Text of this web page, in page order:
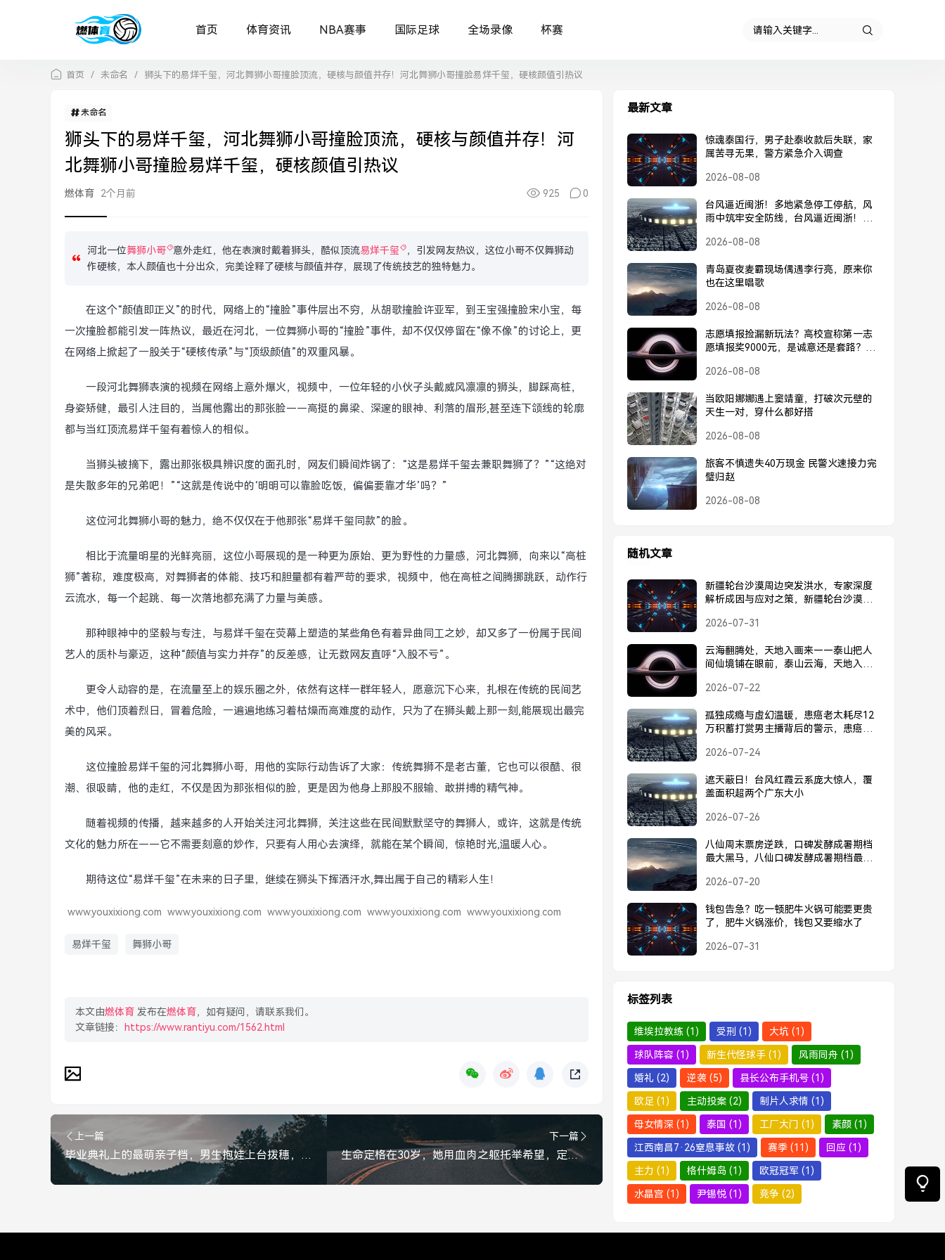
首页 体育资讯 NBA赛事 国际足球 全场录像 杯赛
首页 / 未命名 / 狮头下的易烊千玺，河北舞狮小哥撞脸顶流，硬核与颜值并存！河北舞狮小哥撞脸易烊千玺，硬核颜值引热议
未命名
狮头下的易烊千玺，河北舞狮小哥撞脸顶流，硬核与颜值并存！河
北舞狮小哥撞脸易烊千玺，硬核颜值引热议
燃体育 2个月前 925 0
河北一位舞狮小哥 意外走红，他在表演时戴着狮头，酷似顶流易烊千玺
，引发网友热议，这位小哥不仅舞狮动
作硬核，本人颜值也十分出众，完美诠释了硬核与颜值并存，展现了传统技艺的独特魅力。
在这个“颜值即正义”的时代，网络上的“撞脸”事件层出不穷，从胡歌撞脸许亚军，到王宝强撞脸宋小宝，每
一次撞脸都能引发一阵热议，最近在河北，一位舞狮小哥的“撞脸”事件，却不仅仅停留在“像不像”的讨论上，更
在网络上掀起了一股关于“硬核传承”与“顶级颜值”的双重风暴。
一段河北舞狮表演的视频在网络上意外爆火，视频中，一位年轻的小伙子头戴威风凛凛的狮头，脚踩高桩，
身姿矫健，最引人注目的，当属他露出的那张脸——高挺的鼻梁、深邃的眼神、利落的眉形,甚至连下颌线的轮廓
都与当红顶流易烊千玺有着惊人的相似。
当狮头被摘下，露出那张极具辨识度的面孔时，网友们瞬间炸锅了：“这是易烊千玺去兼职舞狮了？”“这绝对
是失散多年的兄弟吧！”“这就是传说中的‘明明可以靠脸吃饭，偏偏要靠才华’吗？”
这位河北舞狮小哥的魅力，绝不仅仅在于他那张“易烊千玺同款”的脸。
相比于流量明星的光鲜亮丽，这位小哥展现的是一种更为原始、更为野性的力量感，河北舞狮，向来以“高桩
狮”著称，难度极高，对舞狮者的体能、技巧和胆量都有着严苛的要求，视频中，他在高桩之间腾挪跳跃，动作行
云流水，每一个起跳、每一次落地都充满了力量与美感。
那种眼神中的坚毅与专注，与易烊千玺在荧幕上塑造的某些角色有着异曲同工之妙，却又多了一份属于民间
艺人的质朴与豪迈，这种“颜值与实力并存”的反差感，让无数网友直呼“入股不亏”。
更令人动容的是，在流量至上的娱乐圈之外，依然有这样一群年轻人，愿意沉下心来，扎根在传统的民间艺
术中，他们顶着烈日，冒着危险，一遍遍地练习着枯燥而高难度的动作，只为了在狮头戴上那一刻,能展现出最完
美的风采。
这位撞脸易烊千玺的河北舞狮小哥，用他的实际行动告诉了大家：传统舞狮不是老古董，它也可以很酷、很
潮、很吸睛，他的走红，不仅是因为那张相似的脸，更是因为他身上那股不服输、敢拼搏的精气神。
随着视频的传播，越来越多的人开始关注河北舞狮，关注这些在民间默默坚守的舞狮人，或许，这就是传统
文化的魅力所在——它不需要刻意的炒作，只要有人用心去演绎，就能在某个瞬间，惊艳时光,温暖人心。
期待这位“易烊千玺”在未来的日子里，继续在狮头下挥洒汗水,舞出属于自己的精彩人生！
www.youxixiong.com www.youxixiong.com www.youxixiong.com www.youxixiong.com www.youxixiong.com
易烊千玺 舞狮小哥
本文由燃体育 发布在燃体育，如有疑问，请联系我们。
文章链接：
https://www.rantiyu.com/1562.html
上一篇
毕业典礼上的最萌亲子档，男生抱娃上台拨穗，校领导豪横发红包，暖哭全场！暖哭全场！毕业典礼最萌亲子档，男生抱娃拨穗，校领导豪横发红包
下一篇
生命定格在30岁，她用血肉之躯托举希望，定格最美的逆行，30岁生命定格，她用血肉之躯托举希望，定格最美逆行
最新文章
惊魂泰国行，男子赴泰收款后失联，家
属苦寻无果，警方紧急介入调查
2026-08-08
台风逼近闽浙！多地紧急停工停航，风
雨中筑牢安全防线，台风逼近闽浙！多
2026-08-08
青岛夏夜麦霸现场偶遇李行亮，原来你
也在这里唱歌
2026-08-08
志愿填报捡漏新玩法？高校宣称第一志
愿填报奖9000元，是诚意还是套路？高
套路？
2026-08-08
当欧阳娜娜遇上窦靖童，打破次元壁的
天生一对，穿什么都好搭
2026-08-08
旅客不慎遗失40万现金 民警火速接力完
璧归赵
2026-08-08
随机文章
新疆轮台沙漠周边突发洪水，专家深度
解析成因与应对之策，新疆轮台沙漠周
之策
2026-07-31
云海翻腾处，天地入画来——泰山把人
间仙境铺在眼前，泰山云海，天地入
2026-07-22
孤独成瘾与虚幻温暖，患癌老太耗尽12
万积蓄打赏男主播背后的警示，患癌老
虚幻温暖背后的警示
2026-07-24
遮天蔽日！台风红霞云系庞大惊人，覆
盖面积超两个广东大小
2026-07-26
八仙周末票房逆跌，口碑发酵成暑期档
最大黑马，八仙口碑发酵成暑期档最大
2026-07-20
钱包告急？吃一顿肥牛火锅可能要更贵
了，肥牛火锅涨价，钱包又要缩水了
2026-07-31
标签列表
维埃拉教练 (1) 受刑 (1) 大坑 (1)
球队阵容 (1) 新生代怪球手 (1) 风雨同舟 (1)
婚礼 (2) 逆袭 (5) 县长公布手机号 (1)
欧足 (1) 主动投案 (2) 制片人求情 (1)
母女情深 (1) 泰国 (1) 工厂大门 (1) 素颜 (1)
江西南昌7·26窒息事故 (1) 赛季 (11) 回应 (1)
主力 (1) 格什姆岛 (1) 欧冠冠军 (1)
水晶宫 (1) 尹锡悦 (1) 竞争 (2)